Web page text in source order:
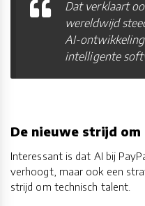
Dat verklaart
wereldwijd
AI-
intelligente
De nieuwe strijd
Interessant is dat AI bij
verhoogt, maar ook een
strijd om technisch talent.